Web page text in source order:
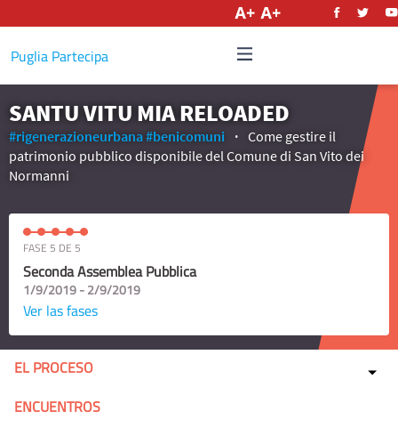
Puglia Partecipa
SANTU VITU MIA RELOADED
#rigenerazioneurbana#benicomuni
Come gestire il
patrimonio pubblico disponibile del Comune di San Vito dei
Normanni
FASE 5 DE 5
Seconda Assemblea Pubblica
1/9/2019 - 2/9/2019
Ver las fases
EL PROCESO
ENCUENTROS